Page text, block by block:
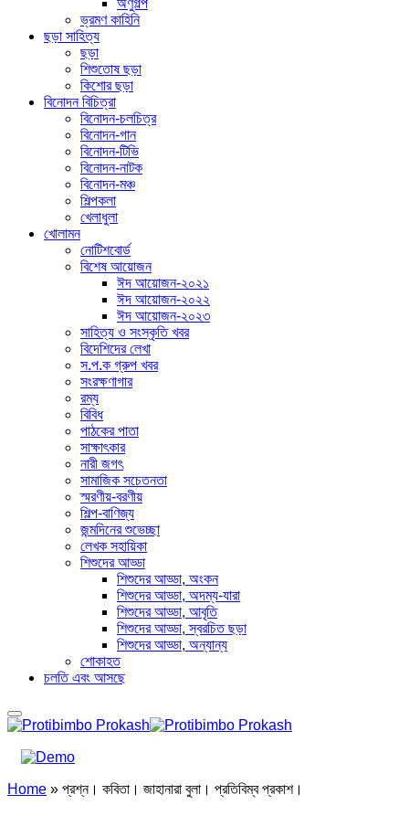
অণুগল্প
ভ্রমণ কাহিনি
ছড়া সাহিত্য
ছড়া
শিশুতোষ ছড়া
কিশোর ছড়া
বিনোদন বিচিত্রা
বিনোদন-চলচিত্র
বিনোদন-গান
বিনোদন-টিভি
বিনোদন-নাটক
বিনোদন-মঞ্চ
শিল্পকলা
খেলাধুলা
খোলামন
নোটিশবোর্ড
বিশেষ আয়োজন
ঈদ আয়োজন-২০২১
ঈদ আয়োজন-২০২২
ঈদ আয়োজন-২০২৩
সাহিত্য ও সংস্কৃতি খবর
বিদেশিদের লেখা
স.প.ক গ্রুপ খবর
সংরক্ষণাগার
রম্য
বিবিধ
পাঠকের পাতা
সাক্ষাৎকার
নারী জগৎ
সামাজিক সচেতনতা
স্মরণীয়-বরণীয়
শিল্প-বাণিজ্য
জন্মদিনের শুভেচ্ছা
লেখক সহায়িকা
শিশুদের আড্ডা
শিশুদের আড্ডা, অংকন
শিশুদের আড্ডা, অদম্য-যারা
শিশুদের আড্ডা, আবৃতি
শিশুদের আড্ডা, স্বরচিত ছড়া
শিশুদের আড্ডা, অন্যান্য
শোকাহত
চলতি এবং আসছে
Home » প্রশ্ন। কবিতা। জাহানারা বুলা। প্রতিবিম্ব প্রকাশ।